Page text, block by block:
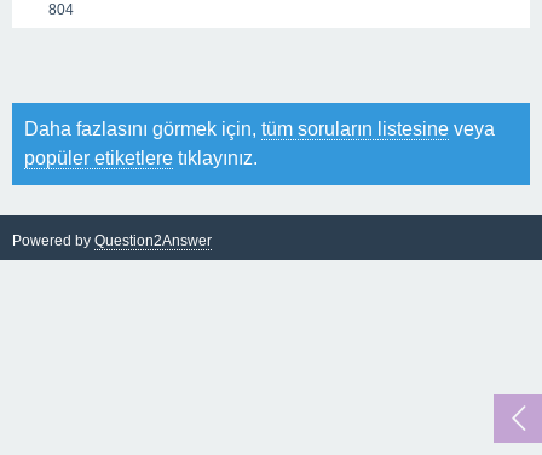
804
Daha fazlasını görmek için, tüm soruların listesine veya
popüler etiketlere tıklayınız.
Powered by Question2Answer